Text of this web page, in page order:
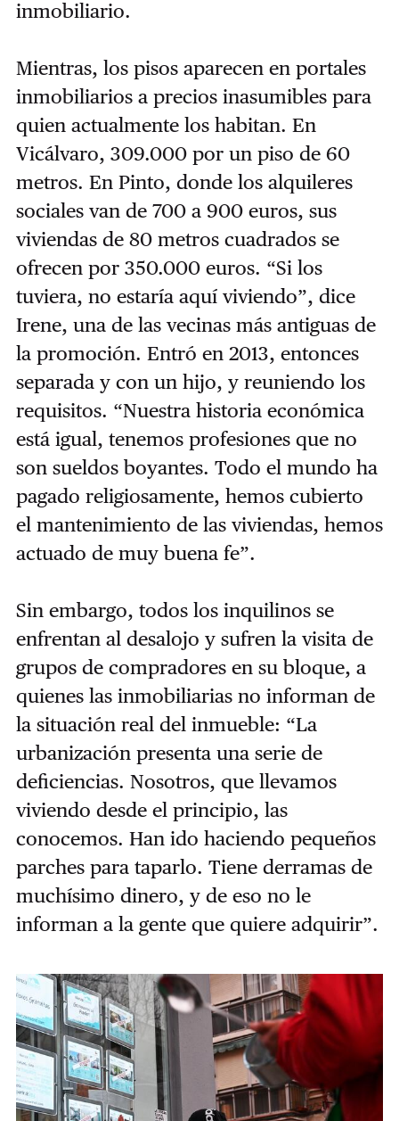
inmobiliario.
Mientras, los pisos aparecen en portales
inmobiliarios a precios inasumibles para
quien actualmente los habitan. En
Vicálvaro, 309.000 por un piso de 60
metros. En Pinto, donde los alquileres
sociales van de 700 a 900 euros, sus
viviendas de 80 metros cuadrados se
ofrecen por 350.000 euros. “Si los
tuviera, no estaría aquí viviendo”, dice
Irene, una de las vecinas más antiguas de
la promoción. Entró en 2013, entonces
separada y con un hijo, y reuniendo los
requisitos. “Nuestra historia económica
está igual, tenemos profesiones que no
son sueldos boyantes. Todo el mundo ha
pagado religiosamente, hemos cubierto
el mantenimiento de las viviendas, hemos
actuado de muy buena fe”.
Sin embargo, todos los inquilinos se
enfrentan al desalojo y sufren la visita de
grupos de compradores en su bloque, a
quienes las inmobiliarias no informan de
la situación real del inmueble: “La
urbanización presenta una serie de
deficiencias. Nosotros, que llevamos
viviendo desde el principio, las
conocemos. Han ido haciendo pequeños
parches para taparlo. Tiene derramas de
muchísimo dinero, y de eso no le
informan a la gente que quiere adquirir”.